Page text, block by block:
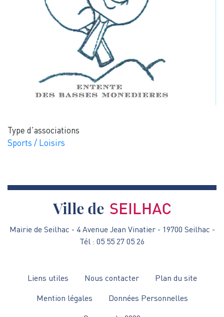
Type d'associations
Sports / Loisirs
Mairie de Seilhac - 4 Avenue Jean Vinatier - 19700 Seilhac -
Tél : 05 55 27 05 26
Menu
Liens utiles Nous contacter
Plan du site
Mention légales
Données Personnelles